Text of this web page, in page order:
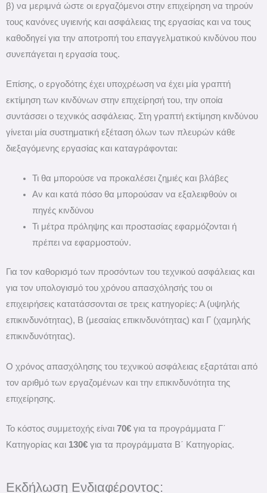
β) να μεριμνά ώστε οι εργαζόμενοι στην επιχείρηση να τηρούν
τους κανόνες υγιεινής και ασφάλειας της εργασίας και να τους
καθοδηγεί για την αποτροπή του επαγγελματικού κινδύνου που
συνεπάγεται η εργασία τους.
Επίσης, ο εργοδότης έχει υποχρέωση να έχει μία γραπτή
εκτίμηση των κινδύνων στην επιχείρησή του, την οποία
συντάσσει ο τεχνικός ασφάλειας. Στη γραπτή εκτίμηση κινδύνου
γίνεται μία συστηματική εξέταση όλων των πλευρών κάθε
διεξαγόμενης εργασίας και καταγράφονται:
Τι θα μπορούσε να προκαλέσει ζημιές και βλάβες
Αν και κατά πόσο θα μπορούσαν να εξαλειφθούν οι
πηγές κινδύνου
Τι μέτρα πρόληψης και προστασίας εφαρμόζονται ή
πρέπει να εφαρμοστούν.
Για τον καθορισμό των προσόντων του τεχνικού ασφάλειας και
για τον υπολογισμό του χρόνου απασχόλησής του οι
επιχειρήσεις κατατάσσονται σε τρεις κατηγορίες: Α (υψηλής
επικινδυνότητας), Β (μεσαίας επικινδυνότητας) και Γ (χαμηλής
επικινδυνότητας).
Ο χρόνος απασχόλησης του τεχνικού ασφάλειας εξαρτάται από
τον αριθμό των εργαζομένων και την επικινδυνότητα της
επιχείρησης.
To κόστος συμμετοχής είναι 70€ για τα προγράμματα Γ΄
Κατηγορίας και 130€ για τα προγράμματα Β΄ Κατηγορίας.
Εκδήλωση Ενδιαφέροντος: